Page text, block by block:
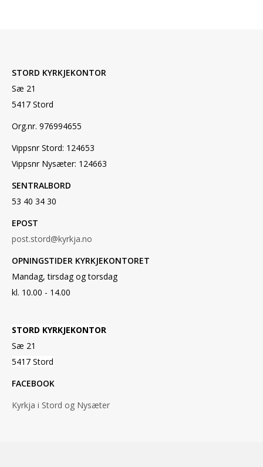
STORD KYRKJEKONTOR
Sæ 21
5417 Stord
Org.nr. 976994655
Vippsnr Stord: 124653
Vippsnr Nysæter: 124663
SENTRALBORD
53 40 34 30
EPOST
post.stord@kyrkja.no
OPNINGSTIDER KYRKJEKONTORET
Mandag, tirsdag og torsdag
kl. 10.00 - 14.00
STORD KYRKJEKONTOR
Sæ 21
5417 Stord
FACEBOOK
Kyrkja i Stord og Nysæter